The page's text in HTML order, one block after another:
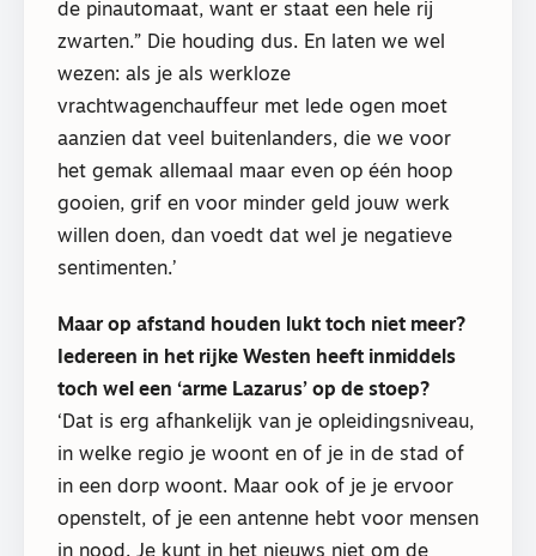
de pinautomaat, want er staat een hele rij
zwarten.” Die houding dus. En laten we wel
wezen: als je als werkloze
vrachtwagenchauffeur met lede ogen moet
aanzien dat veel buitenlanders, die we voor
het gemak allemaal maar even op één hoop
gooien, grif en voor minder geld jouw werk
willen doen, dan voedt dat wel je negatieve
sentimenten.’
Maar op afstand houden lukt toch niet meer?
Iedereen in het rijke Westen heeft inmiddels
toch wel een ‘arme Lazarus’ op de stoep?
‘Dat is erg afhankelijk van je opleidingsniveau,
in welke regio je woont en of je in de stad of
in een dorp woont. Maar ook of je je ervoor
openstelt, of je een antenne hebt voor mensen
in nood. Je kunt in het nieuws niet om de